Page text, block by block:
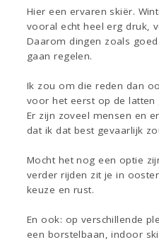
Hier een ervaren skiër.
vooral echt heel erg druk,
Daarom dingen zoals
gaan regelen.
Ik zou om die reden dan
voor het eerst op de latten
Er zijn zoveel mensen en
dat ik dat best gevaarlijk
Mocht het nog een optie
verder rijden zit je in
keuze en rust.
En ook: op verschillende
een borstelbaan, indoor